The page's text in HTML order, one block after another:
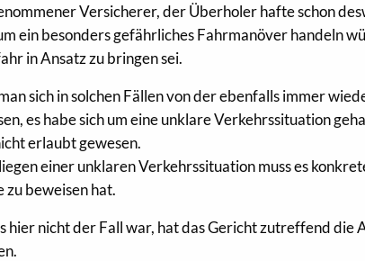
Versicherer, der Überholer hafte schon
ein besonders gefährliches Fahrmanöver handeln
in Ansatz zu bringen sei.
sich in solchen Fällen von der ebenfalls immer
es habe sich um eine unklare Verkehrssituation
erlaubt gewesen.
einer unklaren Verkehrssituation muss es
zu beweisen hat.
hier nicht der Fall war, hat das Gericht zutreffend die